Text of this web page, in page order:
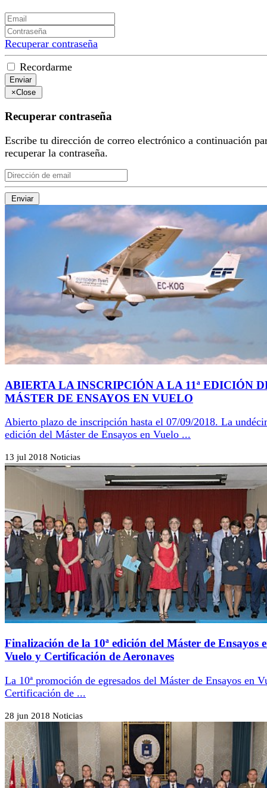
Recuperar contraseña
Recordarme
Enviar
×Close
Recuperar contraseña
Escribe tu dirección de correo electrónico a continuación
recuperar la contraseña.
Enviar
ABIERTA LA INSCRIPCIÓN A LA 11ª EDICIÓN
MÁSTER DE ENSAYOS EN VUELO
Abierto plazo de inscripción hasta el 07/09/2018. La
edición del Máster de Ensayos en Vuelo ...
13 jul 2018 Noticias
Finalización de la 10ª edición del Máster de Ensayos
Vuelo y Certificación de Aeronaves
La 10ª promoción de egresados del Máster de Ensayos en
Certificación de ...
28 jun 2018 Noticias